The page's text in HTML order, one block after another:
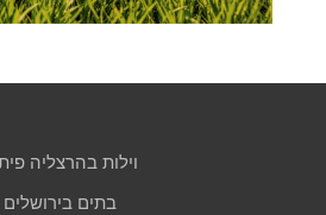
וילות בהרצליה
בתים בירושלים